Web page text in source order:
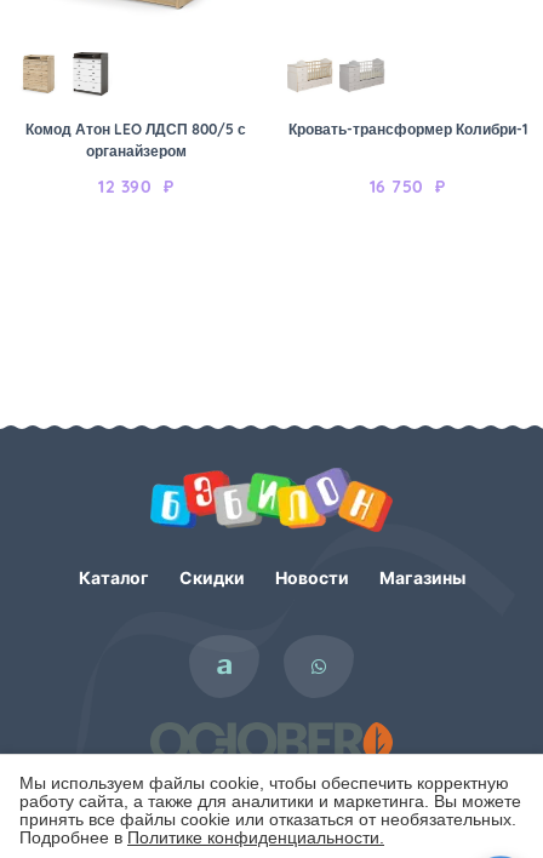
Мы используем файлы cookie, чтобы обеспечить корректную
работу сайта, а также для аналитики и маркетинга. Вы можете
принять все файлы cookie или отказаться от необязательных.
Подробнее в Политике конфиденциальности.
Комод Атон LEO ЛДСП 800/5 с
органайзером
12 390 ₽
Кровать-трансформер Колибри-1
16 750 ₽
Каталог Скидки Новости Магазины
Политика конфиденциальности